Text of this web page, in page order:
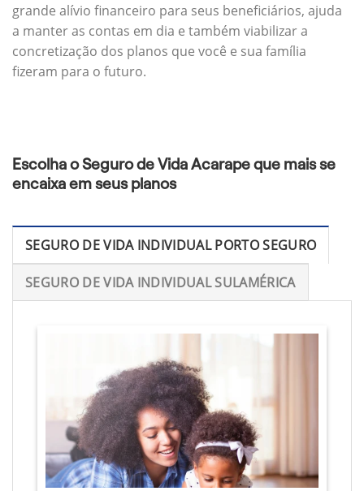
grande alívio financeiro para seus beneficiários, ajuda
a manter as contas em dia e também viabilizar a
concretização dos planos que você e sua família
fizeram para o futuro.
Escolha o Seguro de Vida Acarape que mais se
encaixa em seus planos
SEGURO DE VIDA INDIVIDUAL PORTO SEGURO
SEGURO DE VIDA INDIVIDUAL SULAMÉRICA